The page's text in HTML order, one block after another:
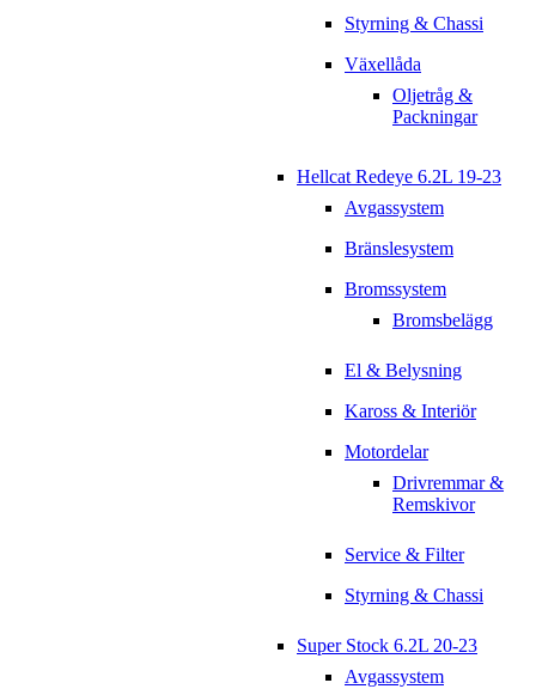
Styrning & Chassi
Växellåda
Oljetråg &
Packningar
Hellcat Redeye 6.2L 19-23
Avgassystem
Bränslesystem
Bromssystem
Bromsbelägg
El & Belysning
Kaross & Interiör
Motordelar
Drivremmar &
Remskivor
Service & Filter
Styrning & Chassi
Super Stock 6.2L 20-23
Avgassystem